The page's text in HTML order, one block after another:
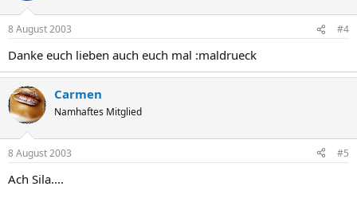
8 August 2003 #4
Danke euch lieben auch euch mal :maldrueck
Carmen
Namhaftes Mitglied
8 August 2003 #5
Ach Sila....